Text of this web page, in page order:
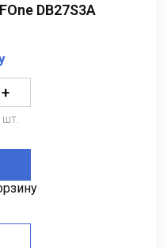
DB27S3A
+